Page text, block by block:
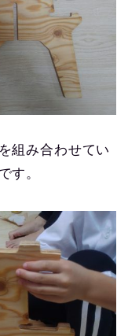
組み合わせてい
す。